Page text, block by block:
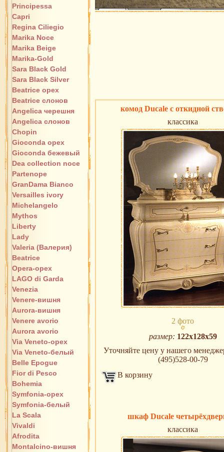
Principessa
Capri
Regina Ciliegio
Marika Noce
Marika Beige
Marika-Gold
Sara Black Gold
Sara Black Silver
Beatrice орех
Beatrice слонов
Angelica черешня
Angelica слонов
Chopin
Gioconda орех
Gioconda бежевый
Dea collection noce
Partenope
GranDama Bianco
Versailles ivory
Michelangelo
Mythos
Liberty
Lady
Valeria (Валерия)
Beatrice
Opera-орех
LAGO di Garda
Venezia
Venere-вишня
Aurora-вишня
Venere avorio
Aurora avorio
Via Veneto-орех
Via Veneto-белый
Belle Epogue
Fior di Pesco
Bohemia
Symfonia-орех
Symfonia-белый
La Scala
Vivaldi
Afrodita
Montalcino-вишня
комод Ducale с откидной
классика
2 фото
размер: 122х128х59
Уточняйте цену у нашего
(495)528-00-79
В корзину
шкаф Ducale
классика